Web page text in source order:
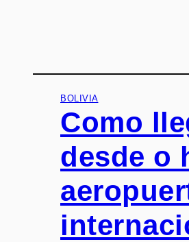
BOLIVIA
Como
desde o